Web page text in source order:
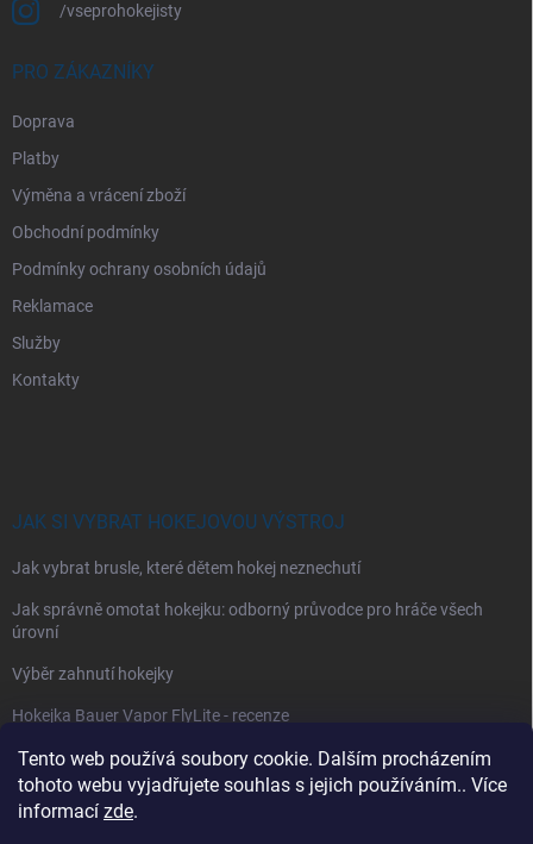
Tento web používá soubory cookie. Dalším procházením
tohoto webu vyjadřujete souhlas s jejich používáním.. Více
informací zde.
/vseprohokejisty
PRO ZÁKAZNÍKY
Doprava
Platby
Výměna a vrácení zboží
Obchodní podmínky
Podmínky ochrany osobních údajů
Reklamace
Služby
Kontakty
JAK SI VYBRAT HOKEJOVOU VÝSTROJ
Jak vybrat brusle, které dětem hokej neznechutí
Jak správně omotat hokejku: odborný průvodce pro hráče všech
úrovní
Výběr zahnutí hokejky
Hokejka Bauer Vapor FlyLite - recenze
Jak si vybrat hokejové kalhoty
Jak si vybrat hokejové chrániče ramen?